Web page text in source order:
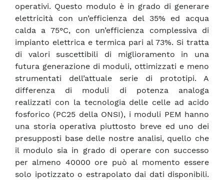
operativi. Questo modulo è in grado di generare
elettricità con un’efficienza del 35% ed acqua
calda a 75°C, con un’efficienza complessiva di
impianto elettrica e termica pari al 73%. Si tratta
di valori suscettibili di miglioramento in una
futura generazione di moduli, ottimizzati e meno
strumentati dell’attuale serie di prototipi. A
differenza di moduli di potenza analoga
realizzati con la tecnologia delle celle ad acido
fosforico (PC25 della ONSI), i moduli PEM hanno
una storia operativa piuttosto breve ed uno dei
presupposti base delle nostre analisi, quello che
il modulo sia in grado di operare con successo
per almeno 40000 ore può al momento essere
solo ipotizzato o estrapolato dai dati disponibili.